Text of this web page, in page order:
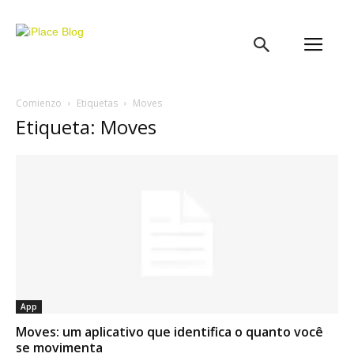
Comienzo Etiquetas Moves
Etiqueta: Moves
App
Moves: um aplicativo que identifica o quanto você
se movimenta